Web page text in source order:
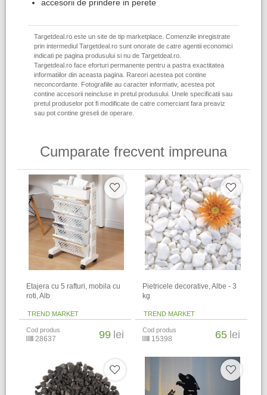
accesorii de prindere in perete
Targetdeal.ro este un site de tip marketplace. Comenzile inregistrate
prin intermediul Targetdeal.ro sunt onorate de catre agentii economici
indicati pe pagina produsului si nu de Targetdeal.ro.
Targetdeal.ro face eforturi permanente pentru a pastra exactitatea
informatiilor din aceasta pagina. Rareori acestea pot contine
neconcordante. Fotografiile au caracter informativ, acestea pot
contine accesorii neincluse in pretul produsului. Unele specificatii sau
pretul produselor pot fi modificate de catre comerciant fara preaviz
sau pot contine greseli de operare.
Cumparate frecvent impreuna
Etajera cu 5 rafturi, mobila cu
roti, Alb
TREND MARKET
Cod produs
28637 99 lei
Pietricele decorative, Albe - 3
kg
TREND MARKET
Cod produs
15398 65 lei